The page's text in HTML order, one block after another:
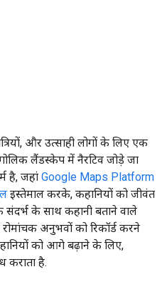
और उत्साही लोगों के लिए एक
लैंडस्केप में नैरटिव जोड़े जा
है, जहां Google Maps Platform
इस्तेमाल करके, कहानियों को जीवंत
संदर्भ के साथ कहानी बताने वाले
रोमांचक अनुभवों को रिकॉर्ड करने
को आगे बढ़ाने के लिए,
कराता है.